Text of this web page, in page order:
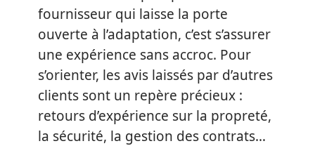
fournisseur qui laisse la porte
ouverte à l’adaptation, c’est s’assurer
une expérience sans accroc. Pour
s’orienter, les avis laissés par d’autres
clients sont un repère précieux :
retours d’expérience sur la propreté,
la sécurité, la gestion des contrats…